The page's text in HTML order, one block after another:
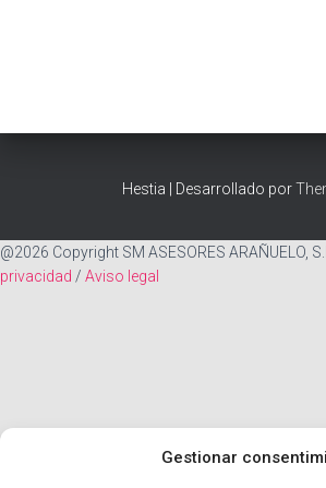
Gestionar
Hestia | Desarrollado por
@2026 Copyright SM ASESORES ARAÑUELO,
privacidad / Aviso legal